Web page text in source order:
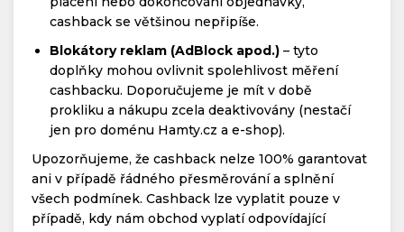
cashback se většinou nepřipíše.
Blokátory reklam (AdBlock apod.) – tyto
doplňky mohou ovlivnit spolehlivost měření
cashbacku. Doporučujeme je mít v době
prokliku a nákupu zcela deaktivovány (nestačí
jen pro doménu Hamty.cz a e-shop).
Upozorňujeme, že cashback nelze 100% garantovat
ani v případě řádného přesměrování a splnění
všech podmínek. Cashback lze vyplatit pouze v
případě, kdy nám obchod vyplatí odpovídající